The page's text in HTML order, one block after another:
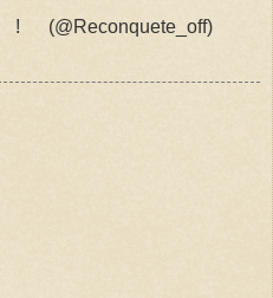
(@Reconquete_off)